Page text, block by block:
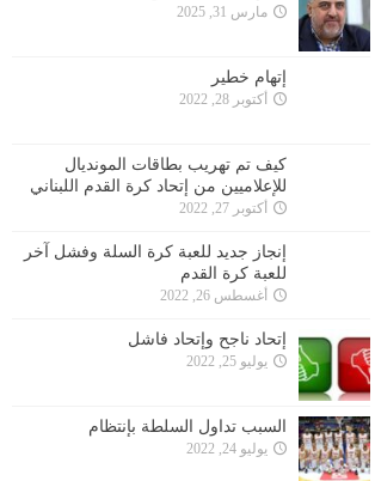
مارس 31, 2025
إتهام خطير
أكتوبر 28, 2022
كيف تم تهريب بطاقات المونديال
للإعلاميين من إتحاد كرة القدم اللبناني
أكتوبر 27, 2022
إنجاز جديد للعبة كرة السلة وفشل آخر
للعبة كرة القدم
أغسطس 26, 2022
إتحاد ناجح وإتحاد فاشل
يوليو 25, 2022
السبب تداول السلطة بإنتظام
يوليو 24, 2022